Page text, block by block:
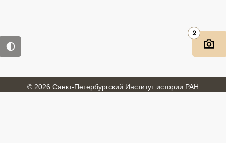
2
© 2026 Санкт-Петербургский Институт истории РАН